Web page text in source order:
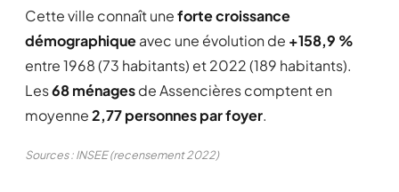
Cette ville connaît uneforte croissance
démographiqueavec une évolution de +158,9 %
entre 1968 (73 habitants) et 2022 (189 habitants).
Les68 ménagesde Assencières comptent en
moyenne2,77 personnes par foyer.
Sources : INSEE (recensement 2022)